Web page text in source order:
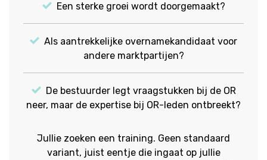
Een sterke groei wordt doorgemaakt?
Als aantrekkelijke overnamekandidaat voor
andere marktpartijen?
De bestuurder legt vraagstukken bij de OR
neer, maar de expertise bij OR-leden ontbreekt?
Jullie zoeken een training. Geen standaard
variant, juist eentje die ingaat op jullie